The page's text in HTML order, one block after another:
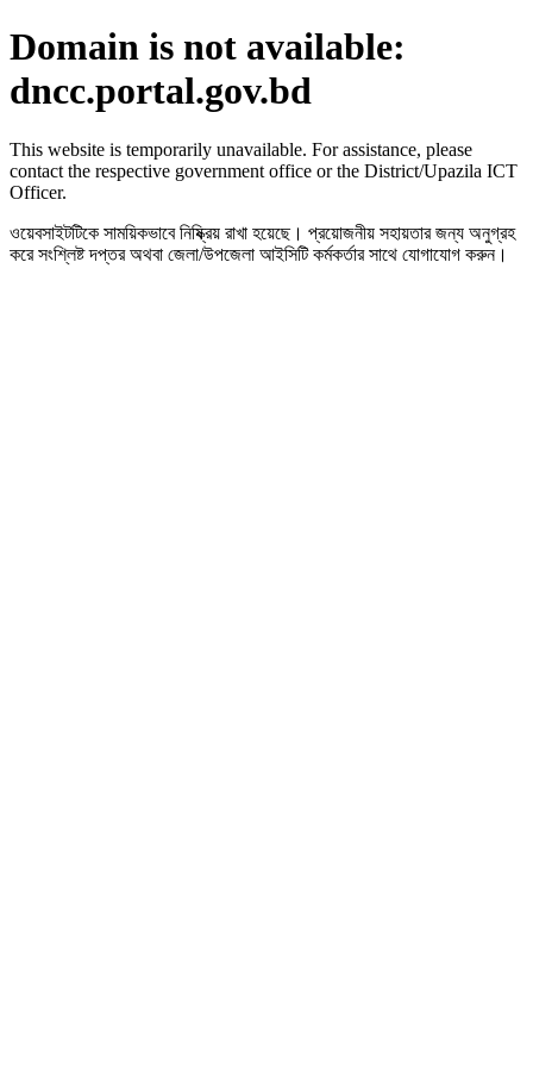
Domain is not available:
dncc.portal.gov.bd
This website is temporarily unavailable. For assistance, please
contact the respective government office or the District/Upazila ICT
Officer.
ওয়েবসাইটটিকে সাময়িকভাবে নিষ্ক্রিয় রাখা হয়েছে। প্রয়োজনীয় সহায়তার জন্য অনুগ্রহ
করে সংশ্লিষ্ট দপ্তর অথবা জেলা/উপজেলা আইসিটি কর্মকর্তার সাথে যোগাযোগ করুন।